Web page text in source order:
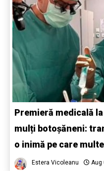
Premieră medicală
mulți botoșăneni:
o inimă pe care
Estera Vicoleanu Aug